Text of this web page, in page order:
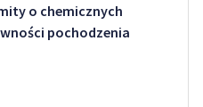
o chemicznych
pochodzenia